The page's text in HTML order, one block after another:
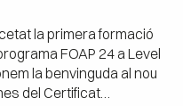
la primera formació
FOAP 24 a Level
la benvinguda al nou
del Certificat